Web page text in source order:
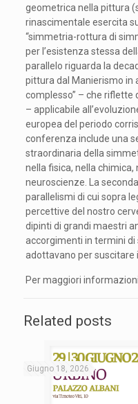
geometrica nella pittura
rinascimentale esercita
“simmetria-rottura di
per l’esistenza stessa
parallelo riguarda la
pittura dal Manierismo in
complesso” – che riflette
– applicabile
europea del periodo
conferenza include una
straordinaria della
nella fisica, nella chimica,
neuroscienze. La
parallelismi di cui sopra
percettive del nostro
dipinti di grandi maestri
accorgimenti in termini
adottavano per suscitare
Per maggiori
Related posts
Giugno 18, 2026